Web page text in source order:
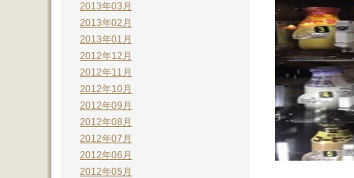
2013年03月
2013年02月
2013年01月
2012年12月
2012年11月
2012年10月
2012年09月
2012年08月
2012年07月
2012年06月
2012年05月